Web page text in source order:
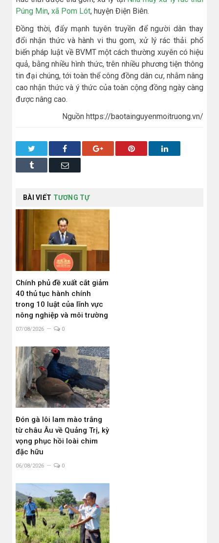
Púng Min, xã Pom Lót, huyện Điện Biên.
Đồng thời, đẩy mạnh tuyên truyền để người dân thay
đổi nhận thức và hành vi thu gom, xử lý rác thải. phổ
biến pháp luật về BVMT một cách thường xuyên có hiệu
quả, bằng nhiều hình thức, trên nhiều phương tiện thông
tin đại chúng, tới toàn thể công đồng dân cư, nhằm nâng
cao nhận thức và ý thức của toàn cộng đồng ngày càng
được nâng cao.
Nguồn https://baotainguyenmoitruong.vn/
Facebook Google+ Pinterest LinkedIn
Tumblr Email
BÀI VIẾT TƯƠNG TỰ
Chính phủ đề xuất cắt giảm
40 thủ tục hành chính
trong 10 luật của lĩnh vực
nông nghiệp và môi trường
07/08/2026 0
Đón gà lôi lam mào trắng
từ châu Âu về Quảng Trị, kỳ
vọng phục hồi loài chim
đặc hữu
06/08/2026 0